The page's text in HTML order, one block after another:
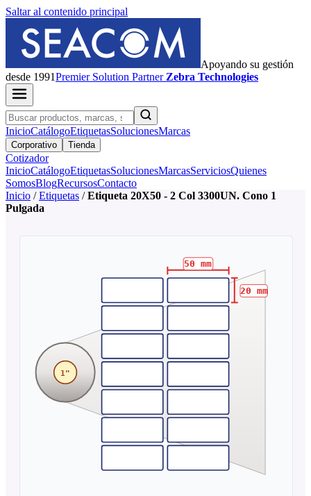
Saltar al contenido principal
Apoyando su gestión
desde 1991PremierSolution Partner Zebra Technologies
InicioCatálogoEtiquetasSolucionesMarcas
Corporativo Tienda
Cotizador
InicioCatálogoEtiquetasSolucionesMarcasServiciosQuienes
SomosBlogRecursosContacto
Inicio / Etiquetas / Etiqueta 20X50 - 2 Col 3300UN. Cono 1
Pulgada
1"
50 mm
20 mm